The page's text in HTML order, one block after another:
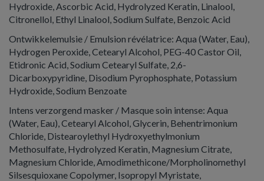
Hydroxide, Ascorbic Acid, Hydrolyzed Keratin, Linalool,
Citronellol, Ethyl Linalool, Sodium Sulfate, Benzoic Acid
Ontwikkel­emulsie / Emulsion révélatrice: Aqua (Water, Eau),
Hydrogen Peroxide, Cetearyl Alcohol, PEG-40 Castor Oil,
Etidronic Acid, Sodium Cetearyl Sulfate, 2,6-
Dicarboxypyridine, Disodium Pyrophosphate, Potassium
Hydroxide, Sodium Benzoate
Intens verzorgend masker / Masque soin intense: Aqua
(Water, Eau), Cetearyl Alcohol, Glycerin, Behentrimonium
Chloride, Distearoylethyl Hydroxyethylmonium
Methosulfate, Hydrolyzed Keratin, Magnesium Citrate,
Magnesium Chloride, Amodimethicone/Morpholinomethyl
Silsesquioxane Copolymer, Isopropyl Myristate,